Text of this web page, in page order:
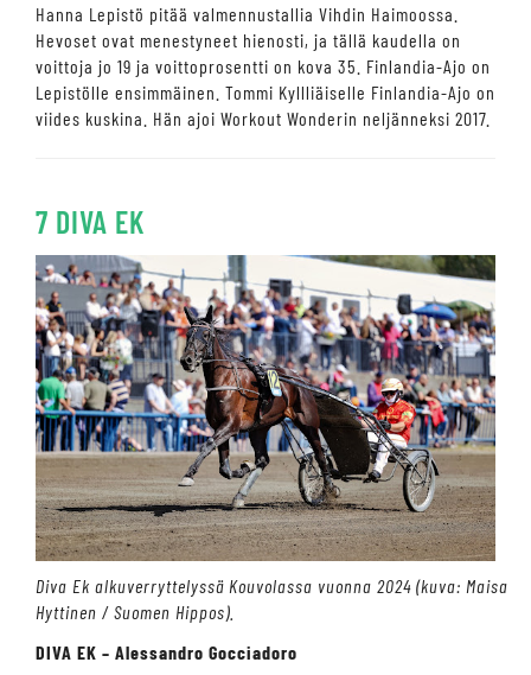
Hanna Lepistö pitää valmennustallia Vihdin Haimoossa.
Hevoset ovat menestyneet hienosti, ja tällä kaudella on
voittoja jo 19 ja voittoprosentti on kova 35. Finlandia-Ajo on
Lepistölle ensimmäinen. Tommi Kyllliäiselle Finlandia-Ajo on
viides kuskina. Hän ajoi Workout Wonderin neljänneksi 2017.
7 DIVA EK
Diva Ek alkuverryttelyssä Kouvolassa vuonna 2024 (kuva: Maisa
Hyttinen / Suomen Hippos).
DIVA EK – Alessandro Gocciadoro